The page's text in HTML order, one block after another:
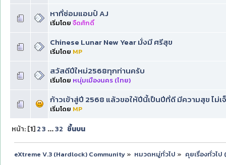
หาที่ซ่อมแอมป์ AJ
เริ่มโดย จืดศักดิ์
Chinese Lunar New Year มั่งมี ศรีสุข
เริ่มโดย MP
สวัสดีปีใหม่2568ทุกท่านครับ
เริ่มโดย หนุ่มเมืองนคร (ไทย)
ก้าวเข้าสู่ปี 2568 แล้วขอให้ปีนี้เป็นปีที่ดี มีความสุข ไม่เ
เริ่มโดย MP
หน้า: [1] 23 ...32 ขึ้นบน
eXtreme V.3 (Hardlock) Community» หมวดหมู่ทั่วไป » คุยเรื่องทั่วไป